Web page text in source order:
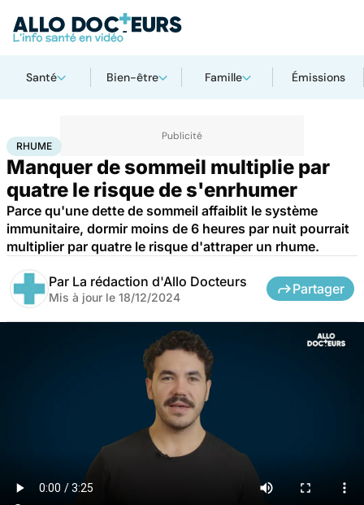
Santé Bien-être Famille Émissions
AccueilSanté
RHUME
Manquer de sommeil multiplie par
quatre le risque de s'enrhumer
Parce qu'une dette de sommeil affaiblit le système
immunitaire, dormir moins de 6 heures par nuit pourrait
multiplier par quatre le risque d'attraper un rhume.
Par La rédaction d'Allo Docteurs
Mis à jour le 18/12/2024
Partager